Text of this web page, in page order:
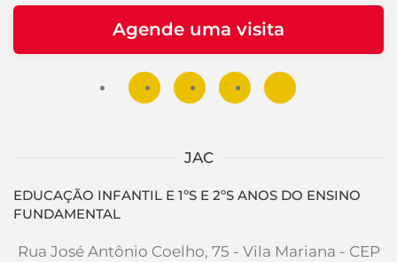
Agende uma visita
JAC
EDUCAÇÃO INFANTIL E 1ºS E 2ºS ANOS DO ENSINO
FUNDAMENTAL
Rua José Antônio Coelho, 75 - Vila Mariana - CEP